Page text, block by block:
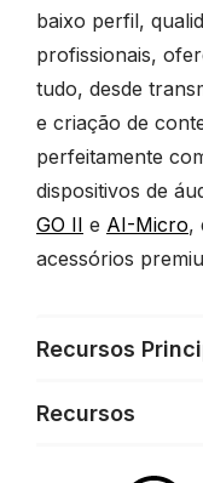
baixo perfil,
profissionais,
tudo, desde
e criação de
perfeitamente
dispositivos de
GO II e AI-Micro,
acessórios
Recursos
Recursos